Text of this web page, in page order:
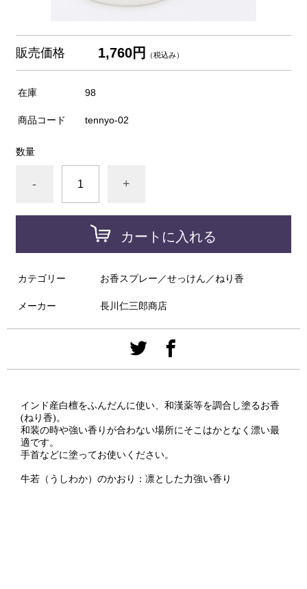
販売価格 1,760円 （税込み）
在庫 98
商品コード tennyo-02
数量
- +
カートに入れる
カテゴリー お香スプレー／せっけん／ねり香
メーカー 長川仁三郎商店
インド産白檀をふんだんに使い、和漢薬等を調合し塗るお香
(ねり香)。
和装の時や強い香りが合わない場所にそこはかとなく漂い最
適です。
手首などに塗ってお使いください。
牛若（うしわか）のかおり：凛とした力強い香り